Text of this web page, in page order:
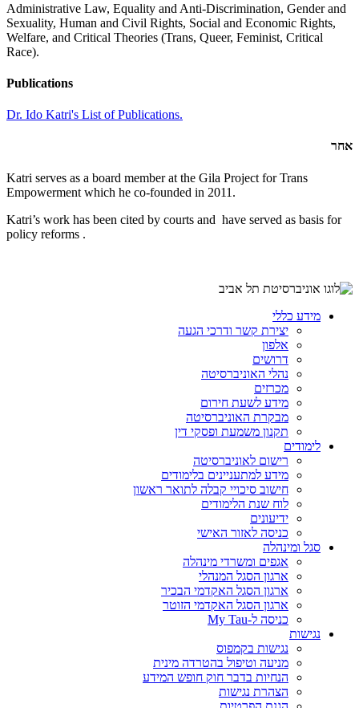
Administrative Law, Equality and Anti-Discrimination, Gender and
Sexuality, Human and Civil Rights, Social and Economic Rights,
Welfare, and Critical Theories (Trans, Queer, Feminist, Critical
Race).
Publications
Dr. Ido Katri's List of Publications.
אחר
Katri serves as a board member at the Gila Project for Trans
Empowerment which he co-founded in 2011.
Katri’s work has been cited by courts and have served as basis for
policy reforms .
מידע כללי
יצירת קשר ודרכי הגעה
אלפון
דרושים
נהלי האוניברסיטה
מכרזים
מידע לשעת חירום
מבקרת האוניברסיטה
תקנון משמעת ופסקי דין
לימודים
רישום לאוניברסיטה
מידע למתעניינים בלימודים
חישוב סיכויי קבלה לתואר ראשון
לוח שנת הלימודים
ידיעונים
כניסה לאזור האישי
סגל ומינהלה
אגפים ומשרדי מינהלה
ארגון הסגל המנהלי
ארגון הסגל האקדמי הבכיר
ארגון הסגל האקדמי הזוטר
כניסה ל-My Tau
נגישות
נגישות בקמפוס
מניעה וטיפול בהטרדה מינית
הנחיות בדבר חוק חופש המידע
הצהרת נגישות